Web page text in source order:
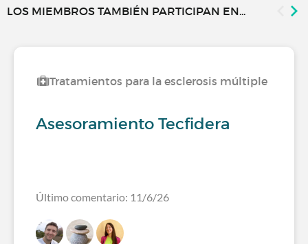
LOS MIEMBROS TAMBIÉN PARTICIPAN EN...
Tratamientos para la esclerosis múltiple
Asesoramiento Tecfidera
Último comentario: 11/6/26